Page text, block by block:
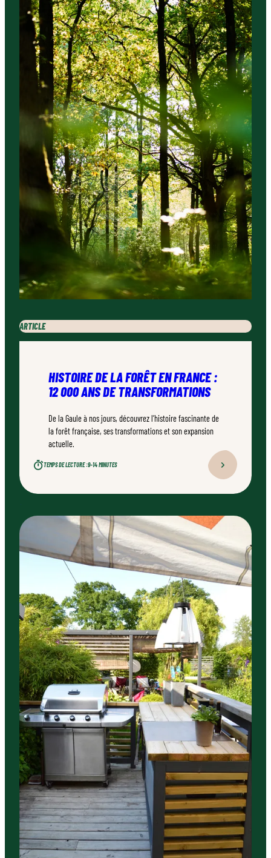
ARTICLE
HISTOIRE DE LA FORÊT EN FRANCE :
12 000 ANS DE TRANSFORMATIONS
De la Gaule à nos jours, découvrez l’histoire fascinante de
la forêt française, ses transformations et son expansion
actuelle.
TEMPS DE LECTURE :9–14 MINUTES